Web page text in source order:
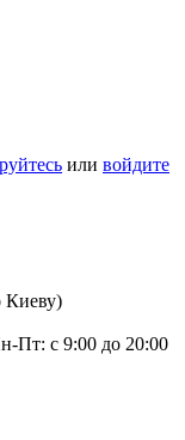
или войдите
Киеву)
Пт: с 9:00 до 20:00